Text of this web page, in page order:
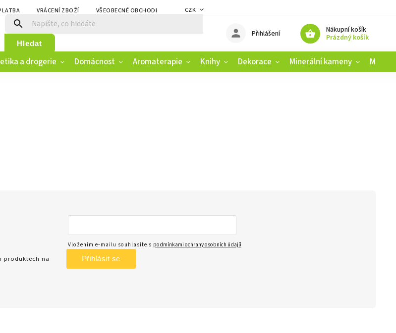
VRÁCENÍ ZBOŽÍ VŠEOBECNÉ OBCHODNÍ PODMÍNKY
CZK
Hledat
Nákupní košík
Prázdný košík
Přihlášení
a drogerie Domácnost Aromaterapie Knihy Dekorace Minerální kameny
produktech na
Vložením e-mailu souhlasíte s podmínkami ochrany osobních údajů
Přihlásit se